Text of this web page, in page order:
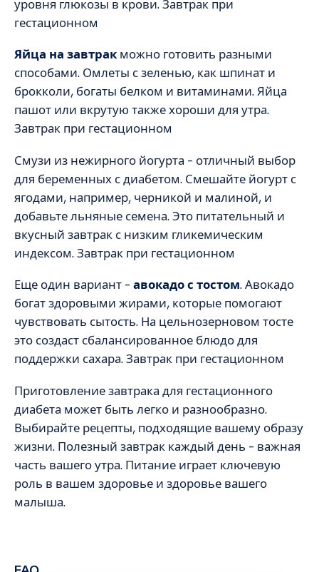
уровня глюкозы в крови. Завтрак при
гестационном
Яйца на завтрак можно готовить разными
способами. Омлеты с зеленью, как шпинат и
брокколи, богаты белком и витаминами. Яйца
пашот или вкрутую также хороши для утра.
Завтрак при гестационном
Смузи из нежирного йогурта – отличный выбор
для беременных с диабетом. Смешайте йогурт с
ягодами, например, черникой и малиной, и
добавьте льняные семена. Это питательный и
вкусный завтрак с низким гликемическим
индексом. Завтрак при гестационном
Еще один вариант – авокадо с тостом. Авокадо
богат здоровыми жирами, которые помогают
чувствовать сытость. На цельнозерновом тосте
это создаст сбалансированное блюдо для
поддержки сахара. Завтрак при гестационном
Приготовление завтрака для гестационного
диабета может быть легко и разнообразно.
Выбирайте рецепты, подходящие вашему образу
жизни. Полезный завтрак каждый день – важная
часть вашего утра. Питание играет ключевую
роль в вашем здоровье и здоровье вашего
малыша.